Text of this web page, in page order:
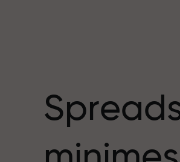
trading partagent les
Aleš Loprais apporte